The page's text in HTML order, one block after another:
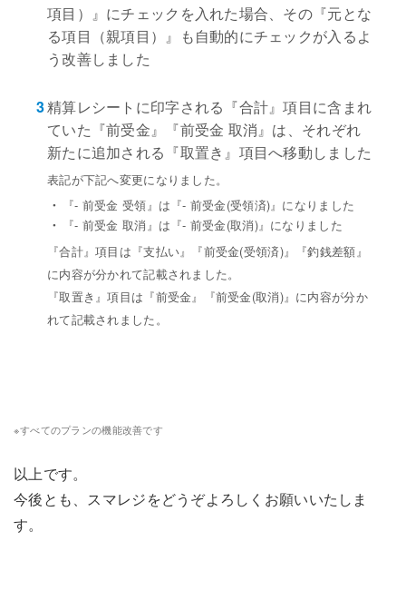
項目）』にチェックを入れた場合、その『元とな
る項目（親項目）』も自動的にチェックが入るよ
う改善しました
3精算レシートに印字される『合計』項目に含まれ
ていた『前受金』『前受金 取消』は、それぞれ
新たに追加される『取置き』項目へ移動しました
表記が下記へ変更になりました。
・
『- 前受金 受領』は『- 前受金(受領済)』になりました
・
『- 前受金 取消』は『- 前受金(取消)』になりました
『合計』項目は『支払い』『前受金(受領済)』『釣銭差額』
に内容が分かれて記載されました。
『取置き』項目は『前受金』『前受金(取消)』に内容が分か
れて記載されました。
※すべてのプランの機能改善です
以上です。
今後とも、スマレジをどうぞよろしくお願いいたしま
す。